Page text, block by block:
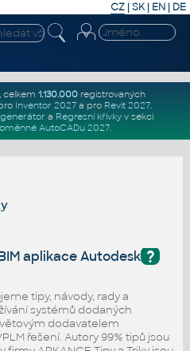
CZ | SK| EN | DE
celkem 1.130.000registrovaných
Inventor 2027a pro Revit 2027.
a Regresní křivkyv sekci
AutoCADu 2027.
?
aplikace Autodesk
tipy, návody, rady a
systémů dodaných
dodavatelem
řešení. Autory 99% tipů jsou